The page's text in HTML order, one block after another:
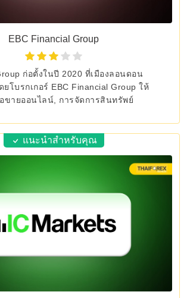
EBC Financial Group
ก่อตั้งในปี 2020 ที่เมืองลอนดอน
ยโบรกเกอร์ EBC Financial Group ให้
ขายออนไลน์, การจัดการสินทรัพย์
แนะนำสำหรับคุณ